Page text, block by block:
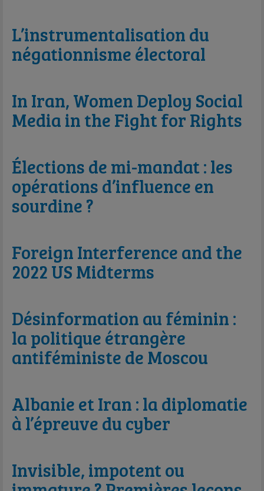
L’instrumentalisation du
négationnisme électoral
In Iran, Women Deploy Social
Media in the Fight for Rights
Élections de mi-mandat : les
opérations d’influence en
sourdine ?
Foreign Interference and the
2022 US Midterms
Désinformation au féminin :
la politique étrangère
antiféministe de Moscou
Albanie et Iran : la diplomatie
à l’épreuve du cyber
Invisible, impotent ou